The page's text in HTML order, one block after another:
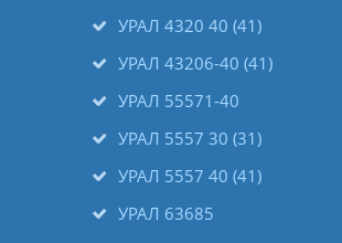
УРАЛ 4320 40 (41)
УРАЛ 43206-40 (41)
УРАЛ 55571-40
УРАЛ 5557 30 (31)
УРАЛ 5557 40 (41)
УРАЛ 63685